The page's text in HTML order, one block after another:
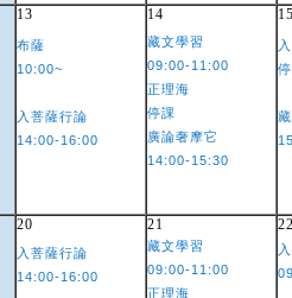
13
布薩
10:00~
入菩薩行論
14:00-16:00
14
藏文學習
09:00-11:00
正理海
停課
廣論奢摩它
14:00-15:30
20
入菩薩行論
14:00-16:00
21
藏文學習
09:00-11:00
正理海